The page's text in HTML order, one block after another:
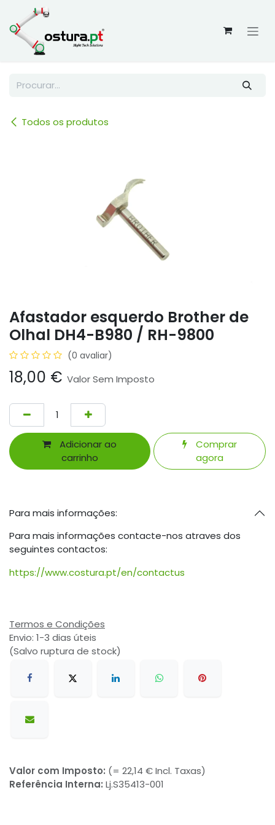
Skip to Content
Todos os produtos
Afastador esquerdo Brother de
Olhal DH4-B980 / RH-9800
(0 avaliar)
18,00 € Valor Sem Imposto
Adicionar ao
carrinho
Comprar
agora
Para mais informações:
Para mais informações contacte-nos atraves dos
seguintes contactos:
https://www.costura.pt/en/contactus
Termos e Condições
Envio: 1-3 dias úteis
(Salvo ruptura de stock)
Valor com Imposto: (= 22,14 € Incl. Taxas)
Referência Interna: Lj.S35413-001